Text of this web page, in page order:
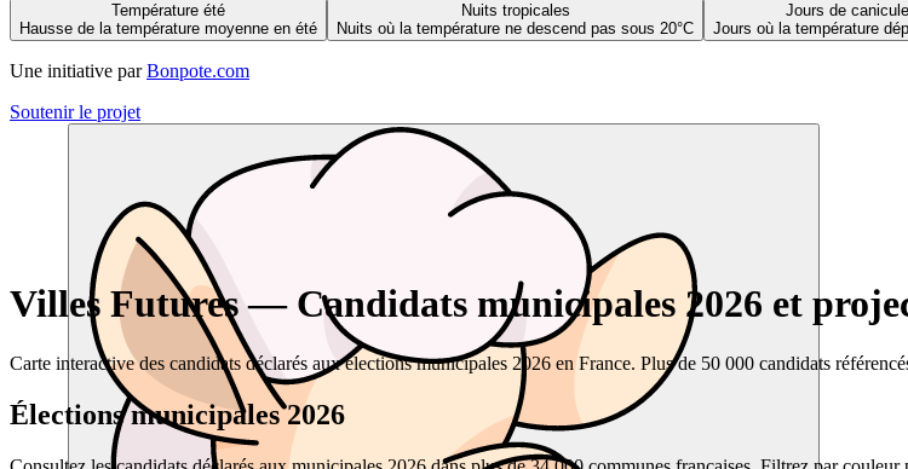
Température été
Hausse de la température moyenne en été
Nuits tropicales
Nuits où la température ne descend pas sous 20°C
Jours de canicule
Jours où la température
Une initiative par Bonpote.com
Soutenir le projet
Villes Futures — Candidats municipales 2026 et
Carte interactive des candidats déclarés aux élections municipales 2026 en France. Plus de 50 000 candidats
Élections municipales 2026